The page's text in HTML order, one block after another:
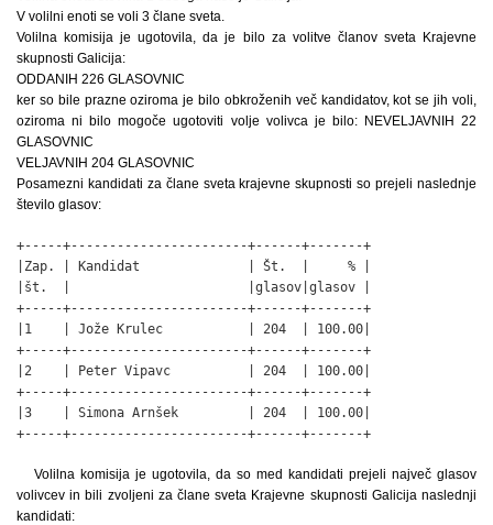
V volilni enoti se voli 3 člane sveta.
Volilna komisija je ugotovila, da je bilo za volitve članov sveta Krajevne
skupnosti Galicija:
ODDANIH 226 GLASOVNIC
ker so bile prazne oziroma je bilo obkroženih več kandidatov, kot se jih voli,
oziroma ni bilo mogoče ugotoviti volje volivca je bilo: NEVELJAVNIH 22
GLASOVNIC
VELJAVNIH 204 GLASOVNIC
Posamezni kandidati za člane sveta krajevne skupnosti so prejeli naslednje
število glasov:
+-----+-----------------------+------+-------+
|Zap. | Kandidat              | Št.  |     % |
|št.  |                       |glasov|glasov |
+-----+-----------------------+------+-------+
|1    | Jože Krulec           | 204  | 100.00|
+-----+-----------------------+------+-------+
|2    | Peter Vipavc          | 204  | 100.00|
+-----+-----------------------+------+-------+
|3    | Simona Arnšek         | 204  | 100.00|
+-----+-----------------------+------+-------+
Volilna komisija je ugotovila, da so med kandidati prejeli največ glasov
volivcev in bili zvoljeni za člane sveta Krajevne skupnosti Galicija naslednji
kandidati: